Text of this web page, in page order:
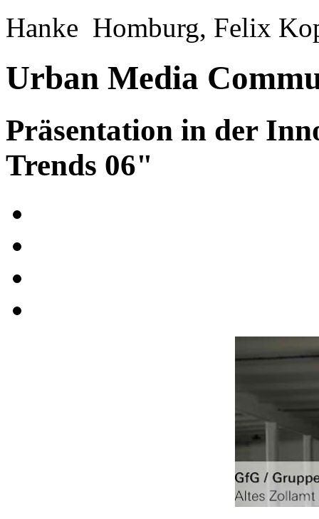
Hanke Homburg, Felix
Urban Media
Präsentation in der
Trends 06"